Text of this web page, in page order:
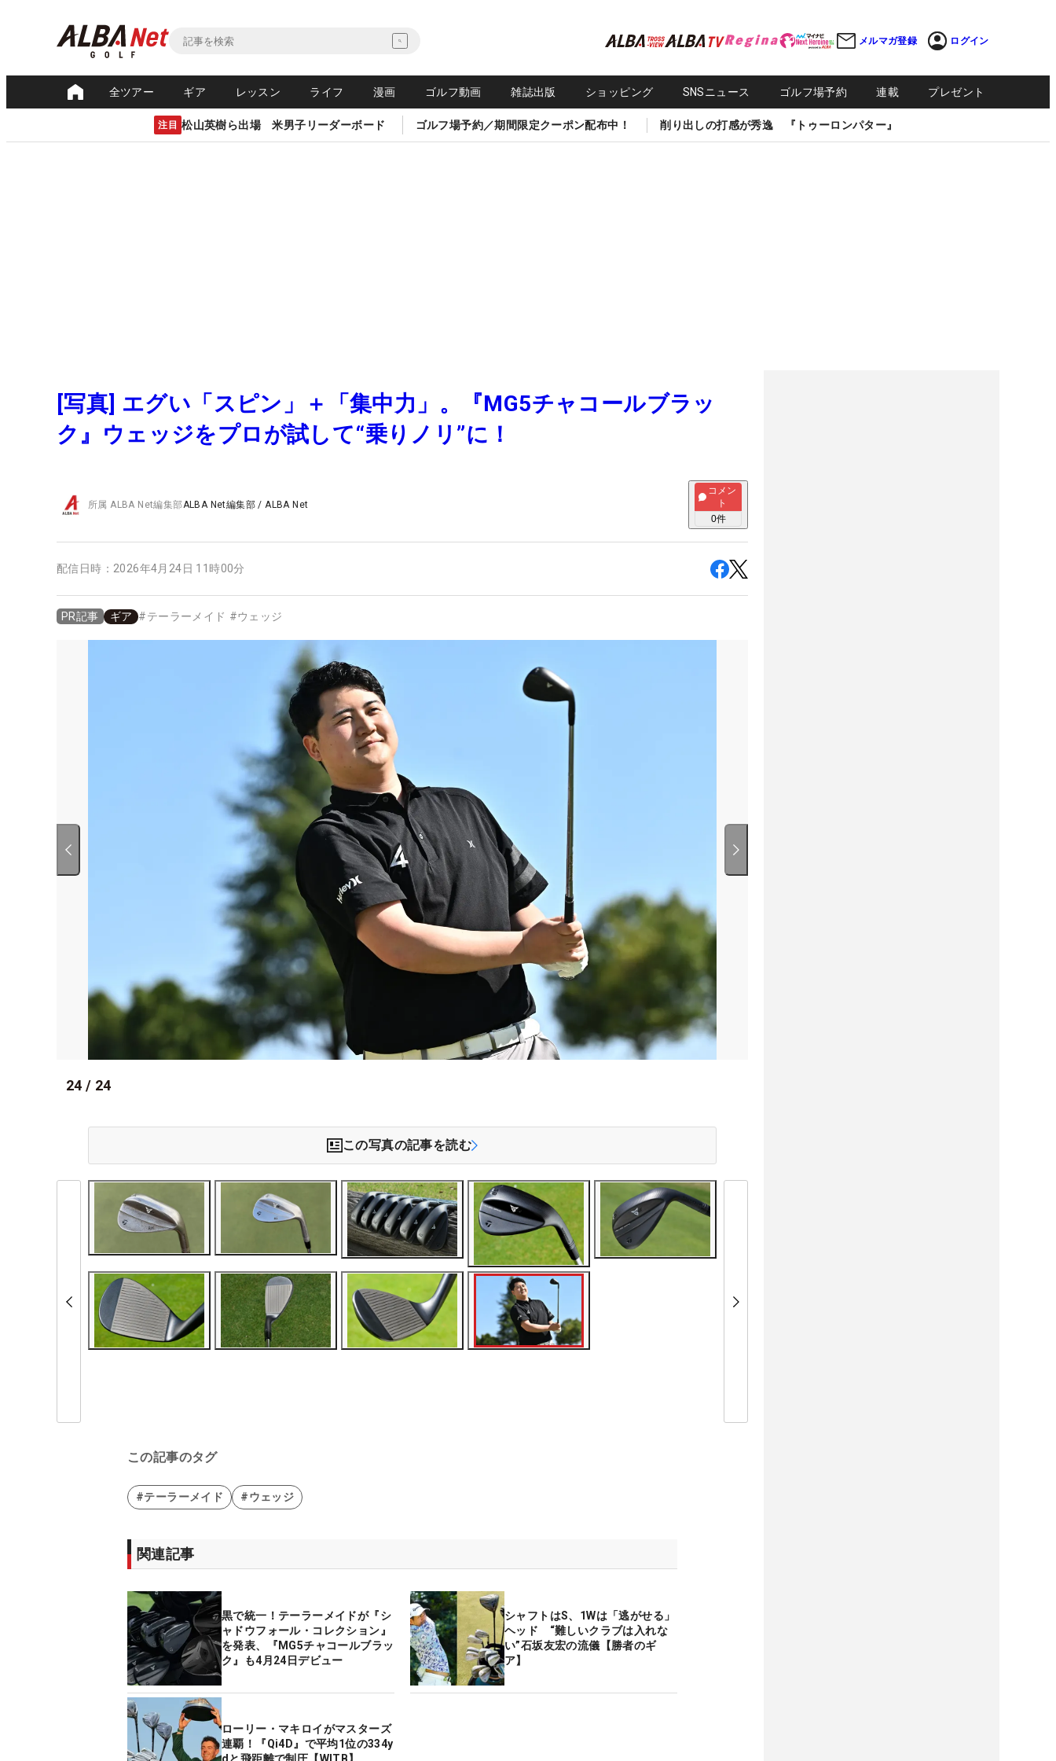
メルマガ登録 ログイン
全ツアー ギア レッスン ライフ 漫画 ゴルフ動画 雑誌出版 ショッピング SNSニュース ゴルフ場予約 連載 プレゼント
注目 松山英樹ら出場 米男子リーダーボード ゴルフ場予約／期間限定クーポン配布中！ 削り出しの打感が秀逸 『トゥーロンパター』
[写真] エグい「スピン」＋「集中力」。『MG5チャコールブラッ
ク』ウェッジをプロが試して“乗りノリ”に！
所属ALBA Net編集部ALBA Net編集部 /ALBA Net
コメン
ト
0件
配信日時： 2026年4月24日 11時00分
PR記事 ギア #テーラーメイド #ウェッジ
24 / 24
この写真の記事を読む
この記事のタグ
#テーラーメイド #ウェッジ
関連記事
黒で統一！テーラーメイドが『シ
ャドウフォール・コレクション』
を発表、『MG5チャコールブラッ
ク』も4月24日デビュー
シャフトはS、1Wは「逃がせる」
ヘッド “難しいクラブは入れな
い”石坂友宏の流儀【勝者のギ
ア】
ローリー・マキロイがマスターズ
連覇！『Qi4D』で平均1位の334y